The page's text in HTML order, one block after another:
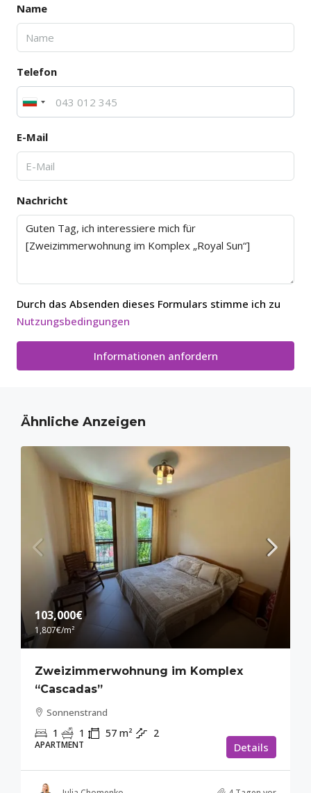
Name
Telefon
E-Mail
Nachricht
Durch das Absenden dieses Formulars stimme ich zu
Nutzungsbedingungen
Informationen anfordern
Ähnliche Anzeigen
103,000€
1,807€/m²
Zweizimmerwohnung im Komplex
“Cascadas”
Sonnenstrand
1 1 57 m² 2
APARTMENT Details